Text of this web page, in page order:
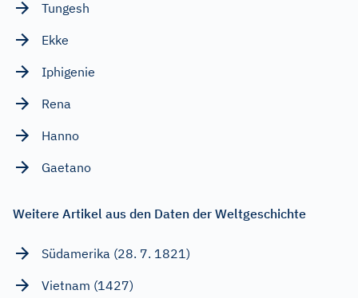
Tungesh
Ekke
Iphigenie
Rena
Hanno
Gaetano
Weitere Artikel aus den Daten der Weltgeschichte
Südamerika (28. 7. 1821)
Vietnam (1427)